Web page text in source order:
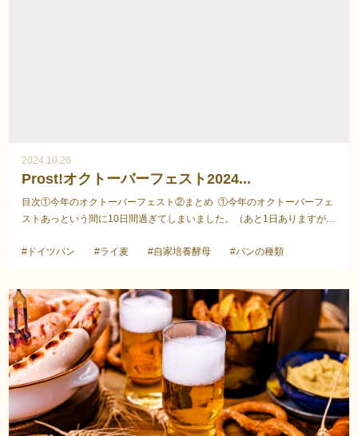
2024.10.26
Prost!オクトーバーフェスト2024...
目次①今年のオクトーバーフェスト②まとめ ①今年のオクトーバーフェ
ストあっという間に10日間過ぎてしまいました。（あと1日ありますが）
#ドイツパン
#ライ麦 #自家培養酵母 #パンの種類